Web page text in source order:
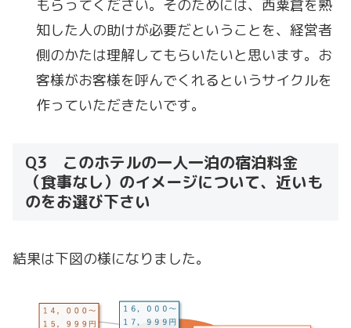
もらってください。そのためには、西粟倉を熟
知した人の助けが必要だということを、経営者
側のかたは理解してもらいたいと思います。お
客様がお客様を呼んでくれるというサイクルを
作っていただきたいです。
Q3 このホテルの一人一泊の宿泊料金
（食事なし）のイメージについて、近いも
のをお選び下さい
結果は下図の様になりました。